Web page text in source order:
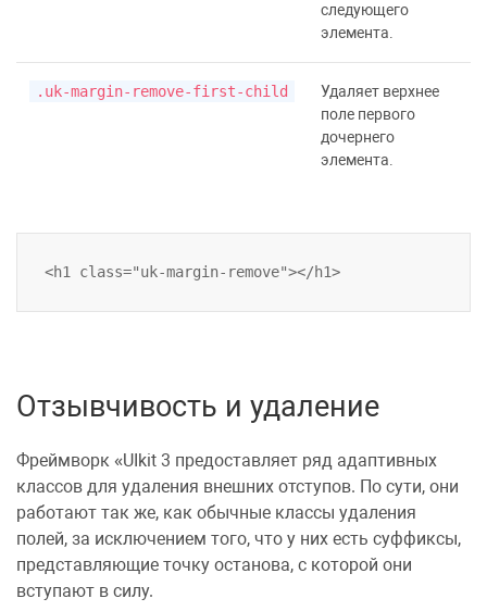
следующего
элемента.
.uk-margin-remove-first-child
Удаляет верхнее
поле первого
дочернего
элемента.
Отзывчивость и удаление
Фреймворк UIkit 3 предоставляет ряд адаптивных
классов для удаления внешних отступов. По сути, они
работают так же, как обычные классы удаления
полей, за исключением того, что у них есть суффиксы,
представляющие точку останова, с которой они
вступают в силу.